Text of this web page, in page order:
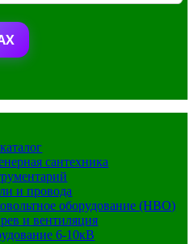
сантехника
и провода
оборудование (НВО)
и вентиляция
6-10кВ